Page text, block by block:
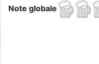
Note globale